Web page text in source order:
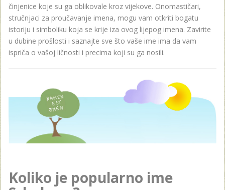
činjenice koje su ga oblikovale kroz vijekove. Onomastičari,
stručnjaci za proučavanje imena, mogu vam otkriti bogatu
istoriju i simboliku koja se krije iza ovog lijepog imena. Zavirite
u dubine prošlosti i saznajte sve što vaše ime ima da vam
ispriča o vašoj ličnosti i precima koji su ga nosili.
Koliko je popularno ime